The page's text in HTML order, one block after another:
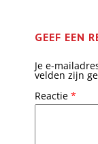
GEEF EEN
Je e-
velden zijn
Reactie*